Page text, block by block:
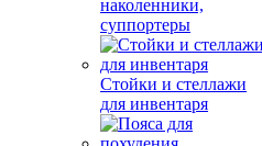
наколенники,
суппортеры
Стойки и стеллажи
для инвентаря